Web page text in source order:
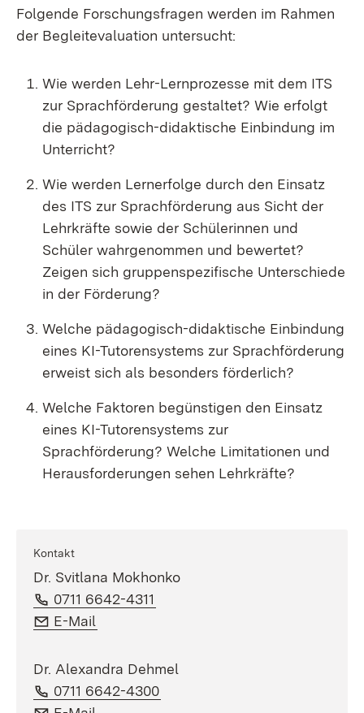
Folgende Forschungsfragen werden im Rahmen
der Begleitevaluation untersucht:
Wie werden Lehr-Lernprozesse mit dem ITS
zur Sprachförderung gestaltet? Wie erfolgt
die pädagogisch-didaktische Einbindung im
Unterricht?
Wie werden Lernerfolge durch den Einsatz
des ITS zur Sprachförderung aus Sicht der
Lehrkräfte sowie der Schülerinnen und
Schüler wahrgenommen und bewertet?
Zeigen sich gruppenspezifische Unterschiede
in der Förderung?
Welche pädagogisch-didaktische Einbindung
eines KI-Tutorensystems zur Sprachförderung
erweist sich als besonders förderlich?
Welche Faktoren begünstigen den Einsatz
eines KI-Tutorensystems zur
Sprachförderung? Welche Limitationen und
Herausforderungen sehen Lehrkräfte?
Kontakt
Dr. Svitlana Mokhonko
Telefon:
0711 6642-4311
E-Mail:
E-Mail
Dr. Alexandra Dehmel
Telefon:
0711 6642-4300